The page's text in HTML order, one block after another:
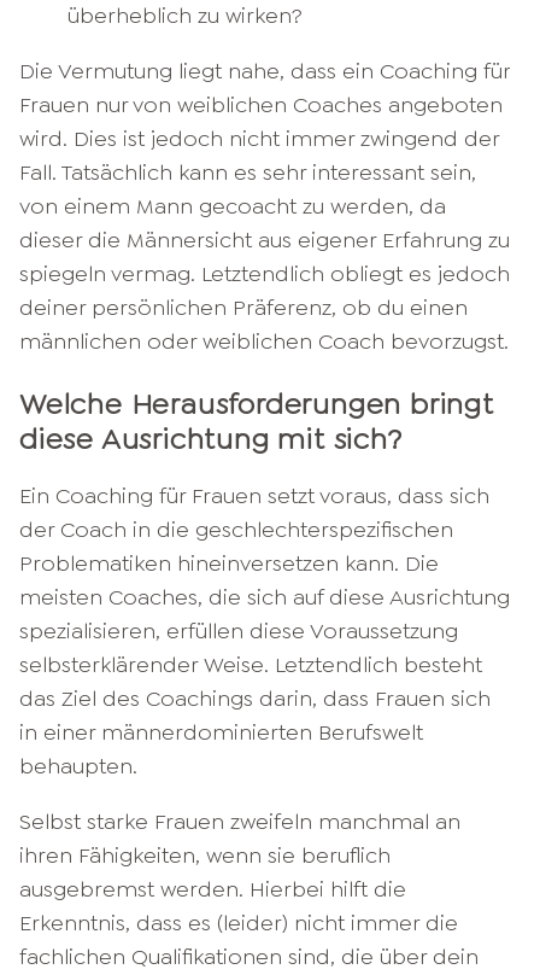
überheblich zu wirken?
Die Vermutung liegt nahe, dass ein Coaching für
Frauen nur von weiblichen Coaches angeboten
wird. Dies ist jedoch nicht immer zwingend der
Fall. Tatsächlich kann es sehr interessant sein,
von einem Mann gecoacht zu werden, da
dieser die Männersicht aus eigener Erfahrung zu
spiegeln vermag. Letztendlich obliegt es jedoch
deiner persönlichen Präferenz, ob du einen
männlichen oder weiblichen Coach bevorzugst.
Welche Herausforderungen bringt
diese Ausrichtung mit sich?
Ein Coaching für Frauen setzt voraus, dass sich
der Coach in die geschlechterspezifischen
Problematiken hineinversetzen kann. Die
meisten Coaches, die sich auf diese Ausrichtung
spezialisieren, erfüllen diese Voraussetzung
selbsterklärender Weise. Letztendlich besteht
das Ziel des Coachings darin, dass Frauen sich
in einer männerdominierten Berufswelt
behaupten.
Selbst starke Frauen zweifeln manchmal an
ihren Fähigkeiten, wenn sie beruflich
ausgebremst werden. Hierbei hilft die
Erkenntnis, dass es (leider) nicht immer die
fachlichen Qualifikationen sind, die über dein